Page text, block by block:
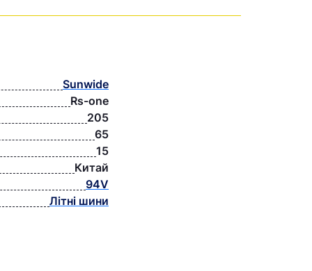
Sunwide
Rs-one
205
65
15
Китай
94V
Літні шини